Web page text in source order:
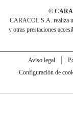
©
CARACOL S.A. realiza
y otras prestaciones
Aviso legal
Configuración de